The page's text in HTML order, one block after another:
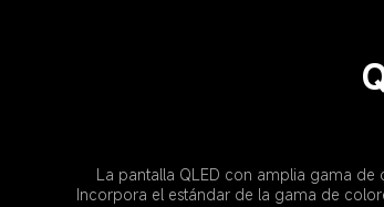
La pantalla QLED con amplia gama
Incorpora el estándar de la gama de